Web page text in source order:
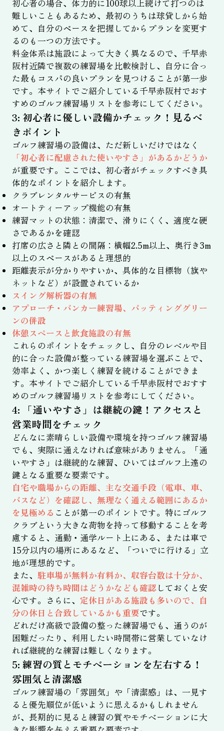
初心者の場合、体力的に100球以上続けて打つのは
難しいこともあるため、最初のうちは球貸しから始
めて、自分のペースを把握してからプランを変更す
るのも一つの方法です。
料金体系は施設によって大きく異なるので、千早赤
阪村近隣で複数の練習場を比較検討し、自分に合っ
た最もコスパの良いプランを見つけることが第一歩
です。本サイトでご紹介している千早赤阪村でおす
すめのゴルフ練習場リストを参考にしてください。
3: 初心者に優しい設備かチェック！見るべ
きポイント
ゴルフ練習場の設備は、ただ新しいだけではなく
「初心者に配慮された使いやすさ」があるかどうか
が重要です。ここでは、初心者がチェックすべき具
体的なポイントを紹介します。
クラブレンタルサービスの有無
オートティーアップ機能の有無
練習マットの状態：清潔で、滑りにくく、適度な硬
さであるかを確認
打席の広さと隣との間隔：横幅2.5m以上、奥行き3m
以上のスペースがあると理想的
距離表示が分かりやすいか、具体的な目標物（旗や
ネットなど）が設置されているか
スイング解析器の有無
アプローチ・バンカー練習場、パッティンググリー
ンの併設
休憩スペースと飲食施設の有無
これらのポイントをチェックし、自分のレベルや目
的に合った設備が整っている練習場を選ぶことで、
効率よく、かつ楽しく練習を続けることができま
す。本サイトでご紹介している千早赤阪村でおすす
めのゴルフ練習場リストを参考にしてください。
4: 「通いやすさ」は継続の鍵！アクセスと
営業時間をチェック
どんなに素晴らしい設備や環境を持つゴルフ練習場
でも、実際に通えなければ意味がありません。「通
いやすさ」は継続的な練習、ひいてはゴルフ上達の
鍵となる重要な要素です。
自宅や職場からの距離、主な交通手段（電車、車、
バスなど）を確認し、無理なく通える範囲にあるか
を見極める ことが第一のポイントです。特にゴルフ
クラブという大きな荷物を持って移動することを考
慮すると、通勤・通学ルート上にある、または車で
15分以内の場所にあるなど、「ついでに行ける」立
地が理想的です。
また、 駐車場が無料か有料か、収容台数は十分か、
混雑時の待ち時間はどうかなども確認 しておくと安
心です。さらに、 定休日がある施設も多いので、自
分の休日と合致しているかも重要です。
どれだけ高級で設備の整った練習場でも、通うのが
困難だったり、利用したい時間帯に営業していなけ
れば継続的な練習は難しくなります。
5: 練習の質とモチベーションを左右する！
雰囲気と清潔感
ゴルフ練習場の「雰囲気」や「清潔感」は、一見す
ると優先順位が低いように思えるかもしれません
が、長期的に見ると練習の質やモチベーションに大